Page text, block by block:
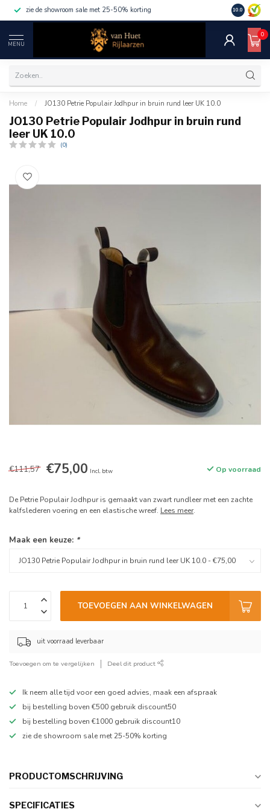
zie de showroom sale met 25-50% korting 10.0
MENU
0
Home / JO130 Petrie Populair Jodhpur in bruin rund leer UK 10.0
JO130 Petrie Populair Jodhpur in bruin rund
leer UK 10.0
(0)
€111,57 €75,00 Incl. btw Op voorraad
De Petrie Populair Jodhpur is gemaakt van zwart rundleer met een zachte
kalfslederen voering en een elastische wreef. Lees meer.
Maak een keuze: *
TOEVOEGEN AAN WINKELWAGEN
uit voorraad leverbaar
Toevoegen om te vergelijken Deel dit product
Ik neem alle tijd voor een goed advies, maak een afspraak
bij bestelling boven €500 gebruik discount50
bij bestelling boven €1000 gebruik discount10
zie de showroom sale met 25-50% korting
PRODUCTOMSCHRIJVING
SPECIFICATIES